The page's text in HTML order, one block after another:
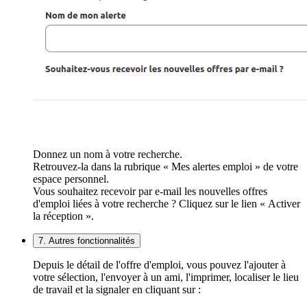
Donnez un nom à votre recherche.
Retrouvez-la dans la rubrique « Mes alertes emploi » de votre
espace personnel.
Vous souhaitez recevoir par e-mail les nouvelles offres
d'emploi liées à votre recherche ? Cliquez sur le lien « Activer
la réception ».
7. Autres fonctionnalités
Depuis le détail de l'offre d'emploi, vous pouvez l'ajouter à
votre sélection, l'envoyer à un ami, l'imprimer, localiser le lieu
de travail et la signaler en cliquant sur :